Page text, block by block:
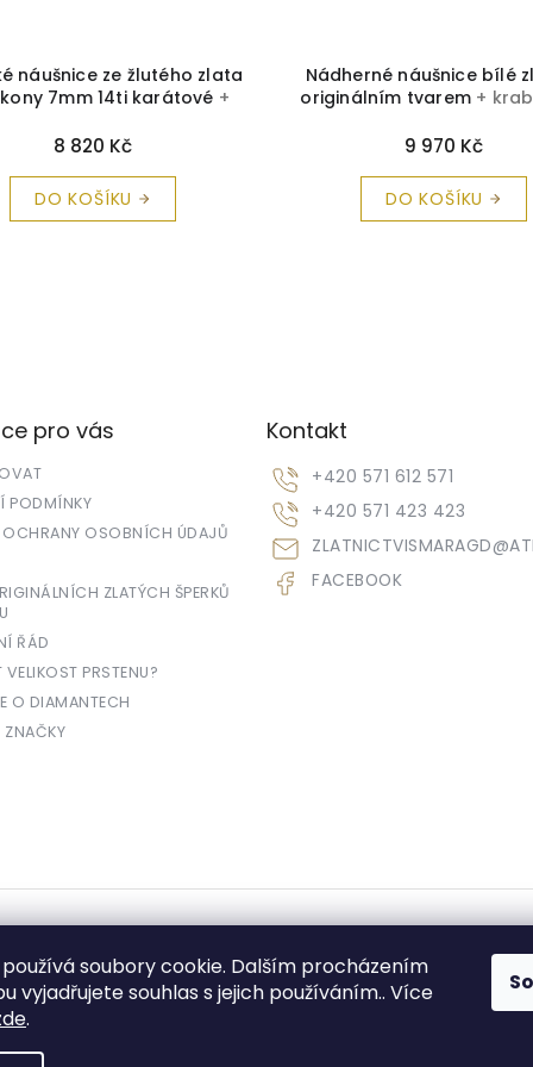
soubory cookie. Dalším procházením
vyjadřujete souhlas s jejich používáním.. Více
.
náušnice ze žlutého zlata
7mm 14ti karátové +
8 820 Kč
DO KOŠÍKU
Nádherné náušnice bílé
originálním tvarem +
9 970 Kč
DO KOŠÍKU
pro vás
PODMÍNKY
OSOBNÍCH ÚDAJŮ
ZLATÝCH ŠPERKŮ
ŘÁD
PRSTENU?
O DIAMANTECH
Kontakt
ZLATNICTVISMARAGD@
+420 571 612 571
+420 571 423 423
FACEBOOK
prodávající povinen vystavit kupujícímu účtenku. Zároveň je povinen